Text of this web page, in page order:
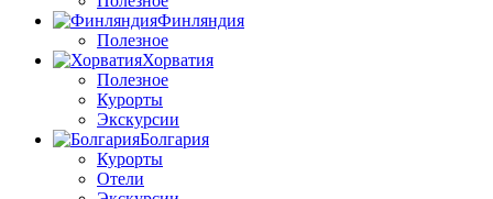
Финляндия
Полезное
Хорватия
Полезное
Курорты
Экскурсии
Болгария
Курорты
Отели